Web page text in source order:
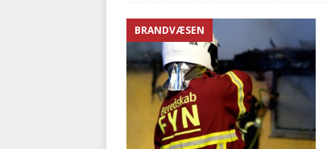
BRANDVÆSEN